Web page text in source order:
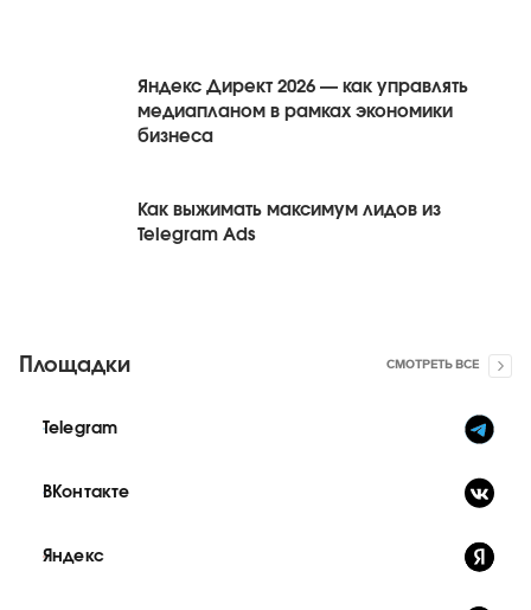
Яндекс Директ 2026 — как управлять
медиапланом в рамках экономики
бизнеса
Как выжимать максимум лидов из
Telegram Ads
Площадки СМОТРЕТЬ ВСЕ
Telegram
ВКонтакте
Яндекс